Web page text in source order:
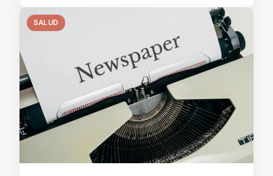
SALUD